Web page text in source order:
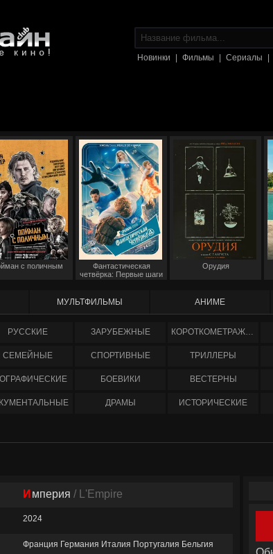
Новинки Фильмы Сериалы
с поличным
Фантастическая
четвёрка: Первые шаги
Орудия
МУЛЬТФИЛЬМЫ АНИМЕ
РУССКИЕ ЗАРУБЕЖНЫЕ КОРОТКОМЕТРАЖНЫЕ
СЕМЕЙНЫЕ СПОРТИВНЫЕ ТРИЛЛЕРЫ
БОЕВИКИ ВЕСТЕРНЫ
ДРАМЫ ИСТОРИЧЕСКИЕ
Империя / L'Empire
2024
Франция Германия Италия Португалия Бельгия